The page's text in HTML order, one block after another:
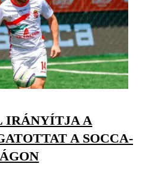
IRÁNYÍTJA A
A SOCCA-